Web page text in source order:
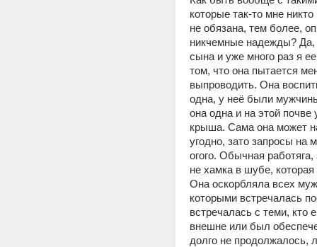
которые так-то мне
не обязана, тем более,
никчемные надежды? Да,
сына и уже много раз я
том, что она пытается
выпроводить. Она
одна, у неё были
она одна и на этой почве
крыша. Сама она может
угодно, зато запросы на
огого. Обычная
не хамка в шубе,
Она оскорбляла всех
которыми встречалась
встречалась с теми, кто
внешне или был
долго не продолжалось,